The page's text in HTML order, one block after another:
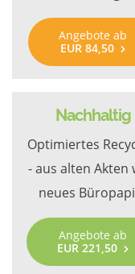
Angebote ab
EUR 84,50
Nachhaltig
Optimiertes
- aus alten Akten
neues
Angebote ab
EUR 221,50